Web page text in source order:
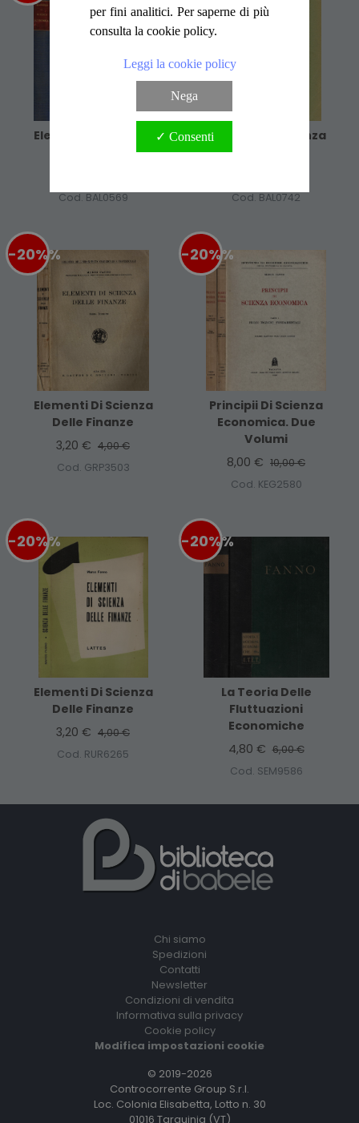
Elementi Di Scienza
Cod. BAL0569
Elementi Di Scienza
Delle Finanze
Cod. BAL0742
-20%%
Elementi Di Scienza
Delle Finanze
3,20 € 4,00 €
Cod. GRP3503
-20%%
Principii Di Scienza
Economica. Due
Volumi
8,00 € 10,00 €
Cod. KEG2580
-20%%
Elementi Di Scienza
Delle Finanze
3,20 € 4,00 €
Cod. RUR6265
-20%%
La Teoria Delle
Fluttuazioni
Economiche
4,80 € 6,00 €
Cod. SEM9586
Chi siamo
Spedizioni
Contatti
Newsletter
Condizioni di vendita
Informativa sulla privacy
Cookie policy
Modifica impostazioni cookie
© 2019-2026
Controcorrente Group S.r.l.
Loc. Colonia Elisabetta, Lotto n. 30
01016 Tarquinia (VT)
per fini analitici. Per saperne di più
consulta la cookie policy.
Leggi la cookie policy
Nega
✓ Consenti